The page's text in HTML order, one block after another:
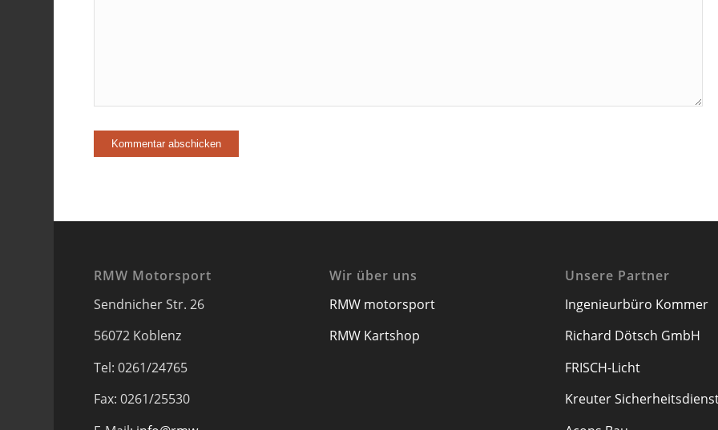
RMW Motorsport
Sendnicher Str. 26
56072 Koblenz
Tel: 0261/24765
Fax: 0261/25530
Wir über uns
RMW motorsport
RMW Kartshop
Unsere Partner
Ingenieurbüro Kommer
Richard Dötsch GmbH
FRISCH-Licht
Kreuter